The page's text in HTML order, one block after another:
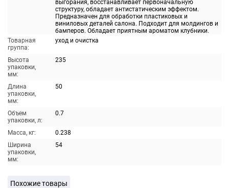
выгорания, восстанавливает первоначальную
структуру, обладает антистатическим эффектом.
Предназначен для обработки пластиковых и
виниловых деталей салона. Подходит для молдингов и
бамперов. Обладает приятным ароматом клубники.
Товарная
группа:
уход и очистка
Высота
упаковки,
мм:
235
Длина
упаковки,
мм:
50
Объем
упаковки, л:
0.7
Масса, кг:
0.238
Ширина
упаковки,
мм:
54
Похожие товары